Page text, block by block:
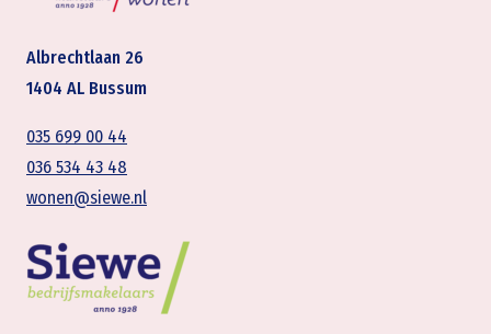
Albrechtlaan 26
1404 AL Bussum
035 699 00 44
036 534 43 48
wonen@siewe.nl